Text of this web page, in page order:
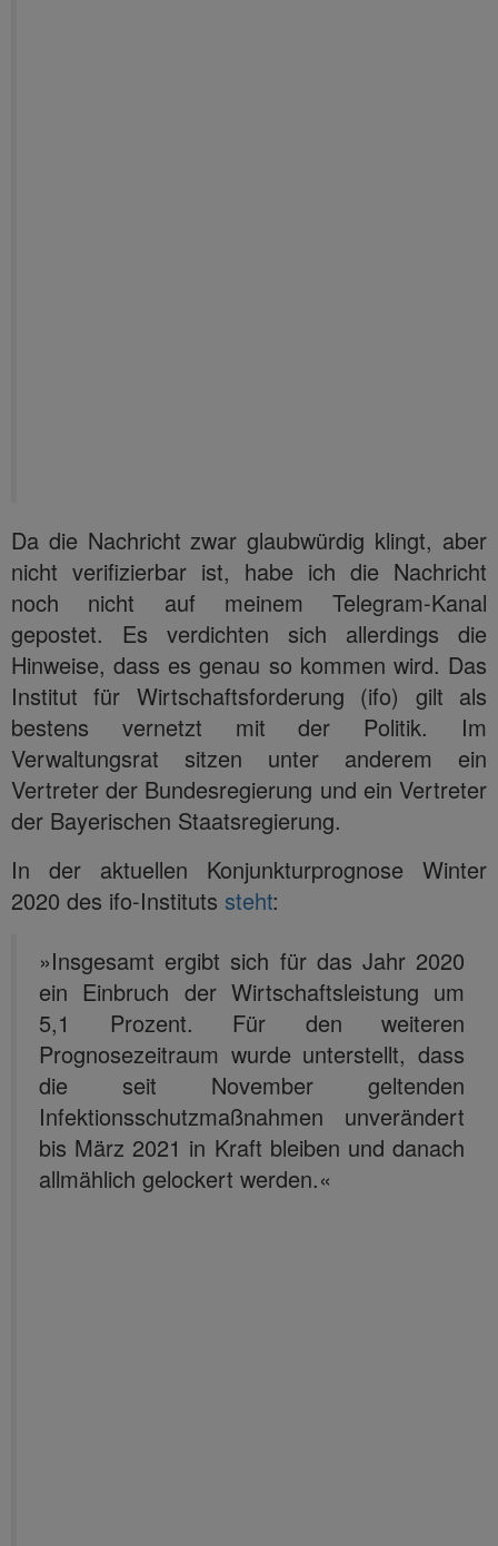
Da die Nachricht zwar glaubwürdig klingt, aber
nicht verifizierbar ist, habe ich die Nachricht
noch nicht auf meinem Telegram-Kanal
gepostet. Es verdichten sich allerdings die
Hinweise, dass es genau so kommen wird. Das
Institut für Wirtschaftsforderung (ifo) gilt als
bestens vernetzt mit der Politik. Im
Verwaltungsrat sitzen unter anderem ein
Vertreter der Bundesregierung und ein Vertreter
der Bayerischen Staatsregierung.
In der aktuellen Konjunkturprognose Winter
2020 des ifo-Instituts steht:
»Insgesamt ergibt sich für das Jahr 2020
ein Einbruch der Wirtschaftsleistung um
5,1 Prozent. Für den weiteren
Prognosezeitraum wurde unterstellt, dass
die seit November geltenden
Infektionsschutzmaßnahmen unverändert
bis März 2021 in Kraft bleiben und danach
allmählich gelockert werden.«